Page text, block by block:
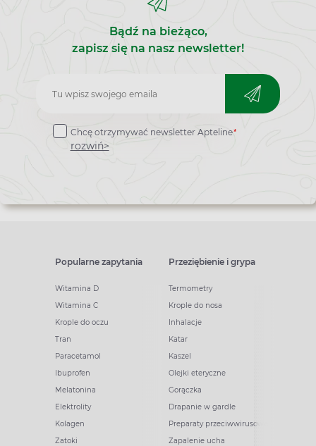
Bądź na bieżąco,
zapisz się na nasz newsletter!
Zapisz
do
newslettera
Chcę otrzymywać newsletter Apteline*
rozwiń>
Popularne zapytania
Witamina D
Witamina C
Krople do oczu
Tran
Paracetamol
Ibuprofen
Melatonina
Elektrolity
Kolagen
Zatoki
Przeziębienie i grypa
Termometry
Krople do nosa
Inhalacje
Katar
Kaszel
Olejki eteryczne
Gorączka
Drapanie w gardle
Preparaty przeciwwirusowe
Zapalenie ucha